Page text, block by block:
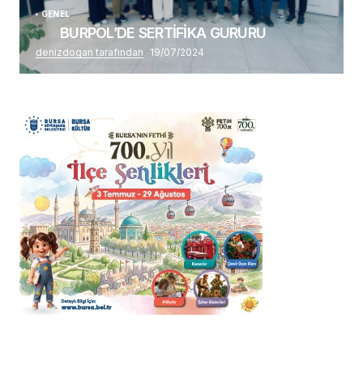
GENEL
BURPOL’DE SERTİFİKA GURURU
denizdogan tarafından 19/07/2024